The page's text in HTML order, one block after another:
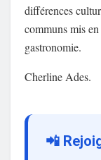
différences
communs mis
gastronomie.
Cherline Ades.
📲